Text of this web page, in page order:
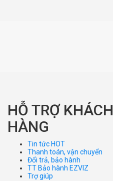
HỖ TRỢ KHÁCH
HÀNG
Tin tức HOT
Thanh toán, vận chuyển
Đổi trả, bảo hành
TT Bảo hành EZVIZ
Trợ giúp